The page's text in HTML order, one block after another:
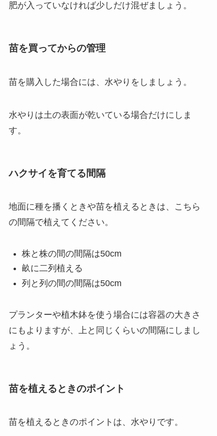
肥が入っていなければ少しだけ混ぜましょう。
苗を買ってからの管理
苗を購入した場合には、水やりをしましょう。
水やりは土の表面が乾いている場合だけにしま
す。
ハクサイを育てる間隔
地面に種を播くときや苗を植えるときは、こちら
の間隔で植えてください。
株と株の間の間隔は50cm
畝に二列植える
列と列の間の間隔は50cm
プランターや植木鉢を使う場合には容器の大きさ
にもよりますが、上と同じくらいの間隔にしまし
ょう。
苗を植えるときのポイント
苗を植えるときのポイントは、水やりです。